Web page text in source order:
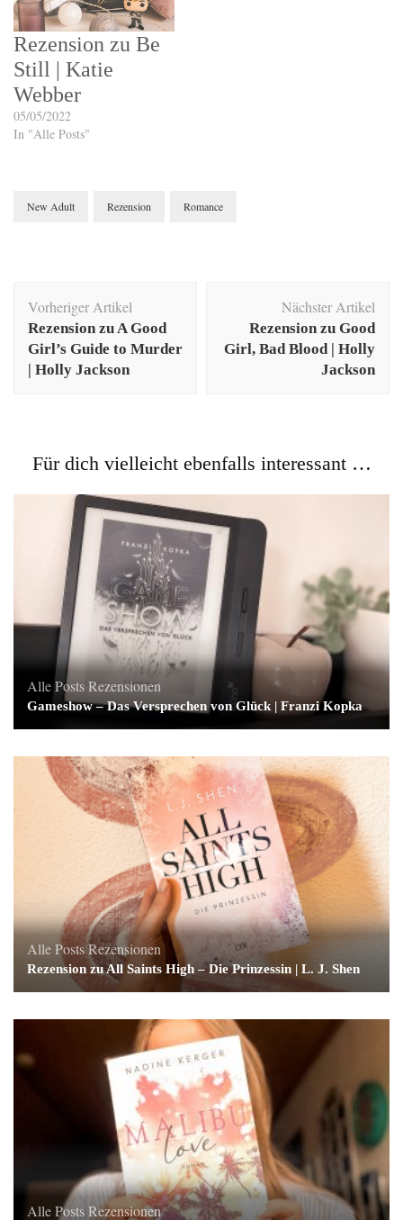
Rezension zu Be
Still | Katie
Webber
05/05/2022
In "Alle Posts"
New Adult Rezension Romance
Vorheriger Artikel
Rezension zu A Good
Girl’s Guide to Murder
| Holly Jackson
Nächster Artikel
Rezension zu Good
Girl, Bad Blood | Holly
Jackson
Für dich vielleicht ebenfalls interessant …
Alle PostsRezensionen
Gameshow – Das Versprechen von Glück | Franzi Kopka
Alle PostsRezensionen
Rezension zu All Saints High – Die Prinzessin | L. J. Shen
Alle PostsRezensionen